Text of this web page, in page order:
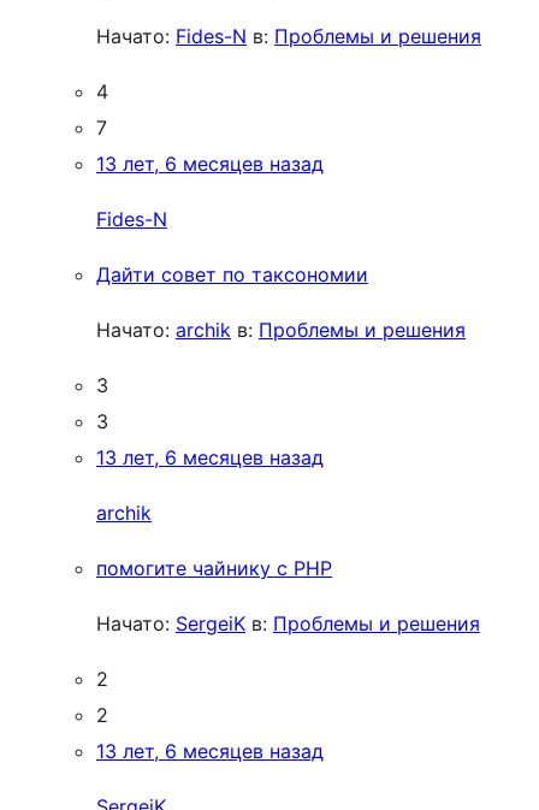
Начато: Fides-N в: Проблемы и решения
4
7
13 лет, 6 месяцев назад
Fides-N
Дайти совет по таксономии
Начато: archik в: Проблемы и решения
3
3
13 лет, 6 месяцев назад
archik
помогите чайнику с PHP
Начато: SergeiK в: Проблемы и решения
2
2
13 лет, 6 месяцев назад